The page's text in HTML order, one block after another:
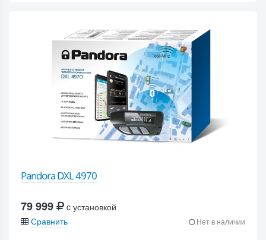
Pandora DXL 4970
79 999
c установкой
Сравнить
Нет в наличии